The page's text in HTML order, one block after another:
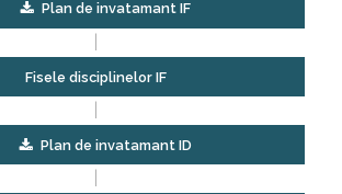
Plan de invatamant IF
Fisele disciplinelor IF
Plan de invatamant ID